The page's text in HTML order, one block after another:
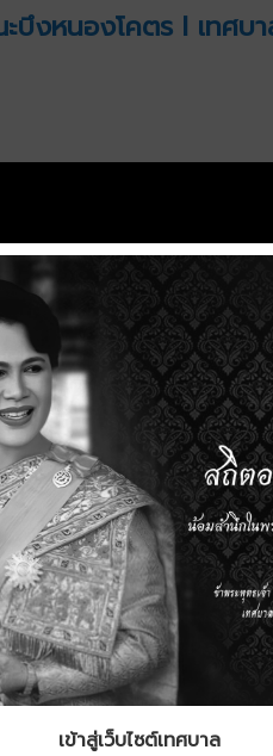
งหนองโคตร l เทศบ
เข้าสู่เว็บไซต์เทศบาล